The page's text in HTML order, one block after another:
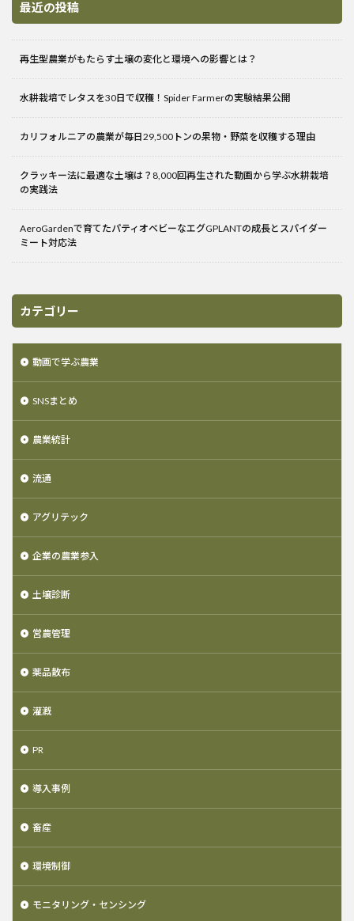
最近の投稿
再生型農業がもたらす土壌の変化と環境への影響とは？
水耕栽培でレタスを30日で収穫！Spider Farmerの実験結果公開
カリフォルニアの農業が毎日29,500トンの果物・野菜を収穫する理由
クラッキー法に最適な土壌は？8,000回再生された動画から学ぶ水耕栽培
の実践法
AeroGardenで育てたパティオベビーなエグGPLANTの成長とスパイダー
ミート対応法
カテゴリー
動画で学ぶ農業
SNSまとめ
農業統計
流通
アグリテック
企業の農業参入
土壌診断
営農管理
薬品散布
灌漑
PR
導入事例
畜産
環境制御
モニタリング・センシング